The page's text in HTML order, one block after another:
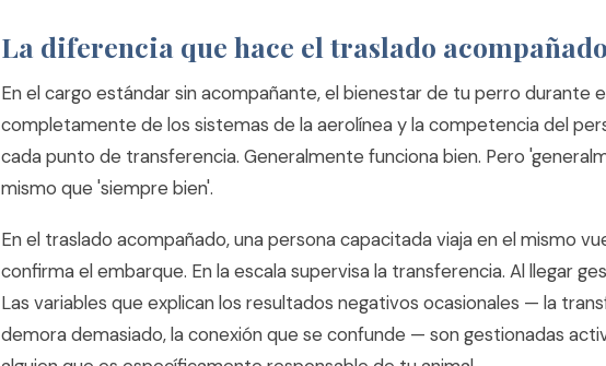
La diferencia que hace el traslado acompañado
En el cargo estándar sin acompañante, el bienestar de tu perro durante
completamente de los sistemas de la aerolínea y la competencia del
cada punto de transferencia. Generalmente funciona bien. Pero
mismo que 'siempre bien'.
En el traslado acompañado, una persona capacitada viaja en el mismo
confirma el embarque. En la escala supervisa la transferencia. Al llegar
Las variables que explican los resultados negativos ocasionales — la
demora demasiado, la conexión que se confunde — son gestionadas